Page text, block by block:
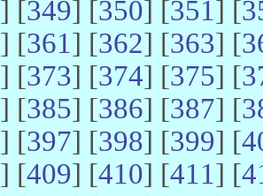
] [349] [350] [351] [
] [361] [362] [363] [
] [373] [374] [375] [
] [385] [386] [387] [
] [397] [398] [399] [
] [409] [410] [411] [